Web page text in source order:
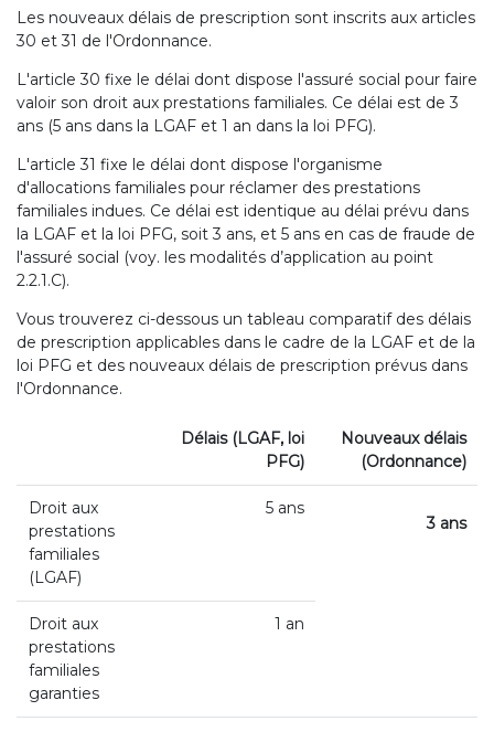
Les nouveaux délais de prescription sont inscrits aux articles
30 et 31 de l'Ordonnance.
L'article 30 fixe le délai dont dispose l'assuré social pour faire
valoir son droit aux prestations familiales. Ce délai est de 3
ans (5 ans dans la LGAF et 1 an dans la loi PFG).
L'article 31 fixe le délai dont dispose l'organisme
d'allocations familiales pour réclamer des prestations
familiales indues. Ce délai est identique au délai prévu dans
la LGAF et la loi PFG, soit 3 ans, et 5 ans en cas de fraude de
l'assuré social (voy. les modalités d’application au point
2.2.1.C).
Vous trouverez ci-dessous un tableau comparatif des délais
de prescription applicables dans le cadre de la LGAF et de la
loi PFG et des nouveaux délais de prescription prévus dans
l'Ordonnance.
Délais (LGAF, loi
PFG)
Nouveaux délais
(Ordonnance)
Droit aux
prestations
familiales
(LGAF)
5 ans
3 ans
Droit aux
prestations
familiales
garanties
1 an